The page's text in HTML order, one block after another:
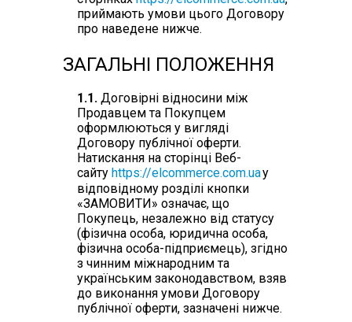
приймають умови цього Договору
про наведене нижче.
ЗАГАЛЬНІ ПОЛОЖЕННЯ
1.1. Договірні відносини між
Продавцем та Покупцем
оформлюються у вигляді
Договору публічної оферти.
Натискання на сторінці Веб-
сайту https://elcommerce.com.uaу
відповідному розділі кнопки
«ЗАМОВИТИ» означає, що
Покупець, незалежно від статусу
(фізична особа, юридична особа,
фізична особа-підприємець), згідно
з чинним міжнародним та
українським законодавством, взяв
до виконання умови Договору
публічної оферти, зазначені нижче.